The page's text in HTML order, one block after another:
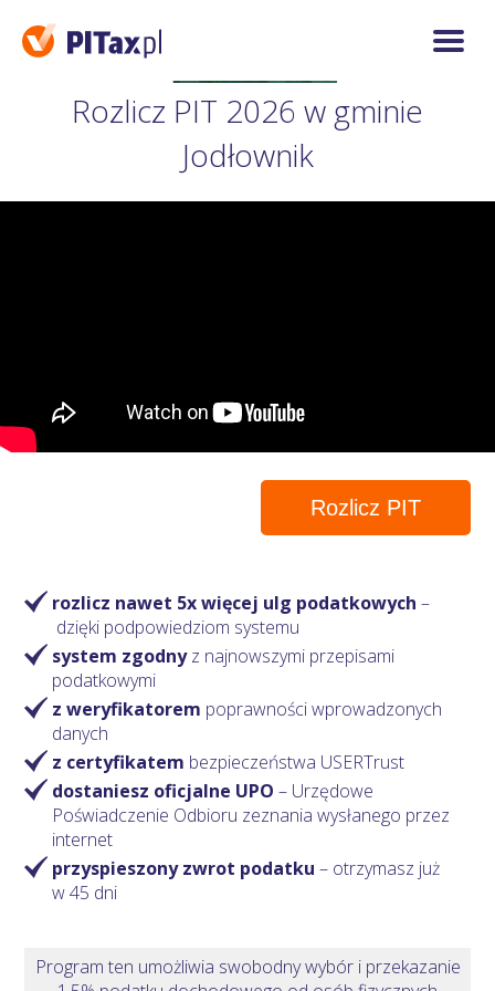
Rozlicz PIT 2026 w gminie
Jodłownik
Rozlicz PIT
rozlicz nawet 5x więcej ulg podatkowych–
dzięki podpowiedziom systemu
system zgodnyz najnowszymi przepisami
podatkowymi
z weryfikatorem poprawności wprowadzonych
danych
z certyfikatem bezpieczeństwa USERTrust
dostaniesz oficjalne UPO – Urzędowe
Poświadczenie Odbioru zeznania wysłanego przez
internet
przyspieszony zwrot podatku – otrzymasz już
w 45 dni
Program ten umożliwia swobodny wybór i przekazanie